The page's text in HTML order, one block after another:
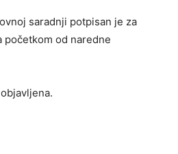
saradnji potpisan je za
početkom od naredne